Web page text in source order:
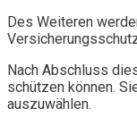
Des Weiteren
Nach Abschluss
schützen können.
auszuwählen.